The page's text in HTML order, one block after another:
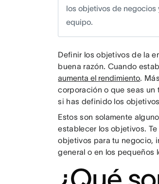
los objetivos de negocios
equipo.
Definir los objetivos de la
buena razón. Cuando
aumenta el rendimiento.
corporación o que seas
si has definido los
Estos son solamente
establecer los objetivos.
objetivos para tu negocio,
general o en los pequeños